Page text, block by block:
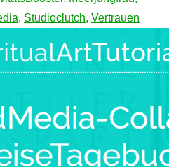
, Studioclutch, Vertrauen